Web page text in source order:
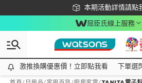
本期活動詳情請點
下載app最高回饋
屈臣氏線上服務
激推換購優惠價！立即點我看
激推換購優惠價！立即點我看 下單選